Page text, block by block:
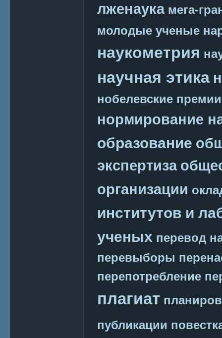
лженаука мега-
молодые ученые
наукометрия
научная этика
нобелевские премии
нормирование
образование
экспертиза
организации
институтов и
ученых перевод
перевыборы
перепотребление
плагиат
публикации